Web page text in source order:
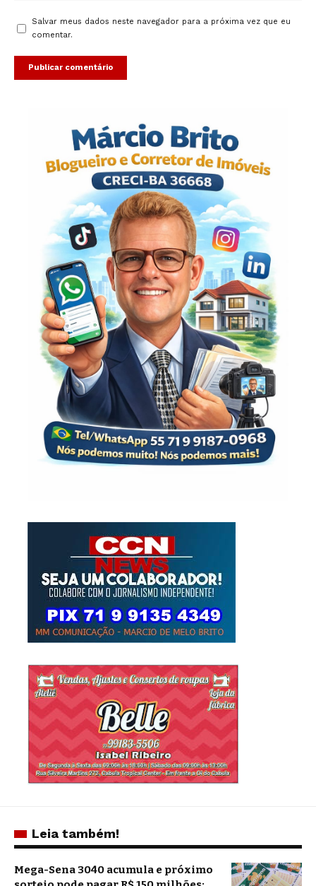
Salvar meus dados neste navegador para a próxima vez que eu
comentar.
Leia também!
Mega-Sena 3040 acumula e próximo